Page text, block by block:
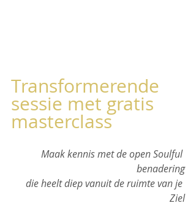
Transformerende
sessie met gratis
masterclass
Maak kennis met de open Soulful
benadering
die heelt diep vanuit de ruimte van je
Ziel